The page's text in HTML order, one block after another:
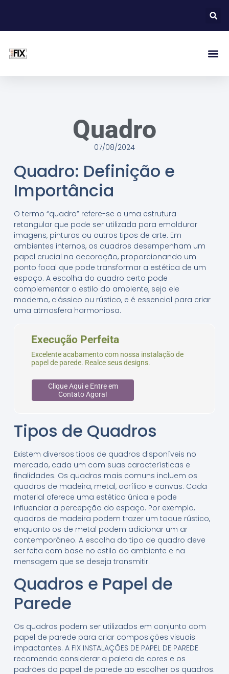
Quadro
07/08/2024
Quadro: Definição e
Importância
O termo “quadro” refere-se a uma estrutura
retangular que pode ser utilizada para emoldurar
imagens, pinturas ou outros tipos de arte. Em
ambientes internos, os quadros desempenham um
papel crucial na decoração, proporcionando um
ponto focal que pode transformar a estética de um
espaço. A escolha do quadro certo pode
complementar o estilo do ambiente, seja ele
moderno, clássico ou rústico, e é essencial para criar
uma atmosfera harmoniosa.
Execução Perfeita
Excelente acabamento com nossa instalação de
papel de parede. Realce seus designs.
Clique Aqui e Entre em
Contato Agora!
Tipos de Quadros
Existem diversos tipos de quadros disponíveis no
mercado, cada um com suas características e
finalidades. Os quadros mais comuns incluem os
quadros de madeira, metal, acrílico e canvas. Cada
material oferece uma estética única e pode
influenciar a percepção do espaço. Por exemplo,
quadros de madeira podem trazer um toque rústico,
enquanto os de metal podem adicionar um ar
contemporâneo. A escolha do tipo de quadro deve
ser feita com base no estilo do ambiente e na
mensagem que se deseja transmitir.
Quadros e Papel de
Parede
Os quadros podem ser utilizados em conjunto com
papel de parede para criar composições visuais
impactantes. A FIX INSTALAÇÕES DE PAPEL DE PAREDE
recomenda considerar a paleta de cores e os
padrões do papel de parede ao escolher os quadros.